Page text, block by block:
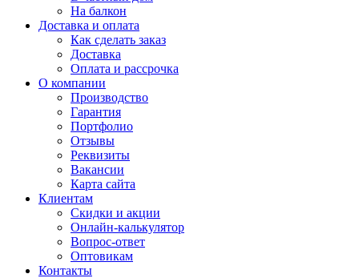
На балкон
Доставка и оплата
Как сделать заказ
Доставка
Оплата и рассрочка
О компании
Производство
Гарантия
Портфолио
Отзывы
Реквизиты
Вакансии
Карта сайта
Клиентам
Скидки и акции
Онлайн-калькулятор
Вопрос-ответ
Оптовикам
Контакты